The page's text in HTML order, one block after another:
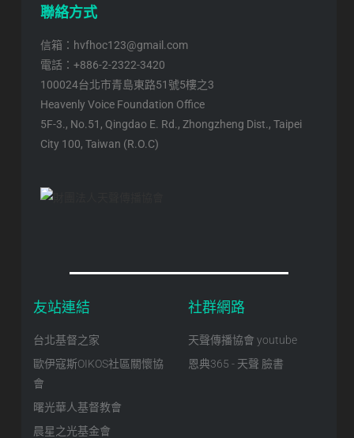
聯絡方式
信箱：hvfhoc123@gmail.com
電話：+886-2-2322-3420
100024台北市青島東路51號5樓之3
Heavenly Voice Foundation Office
5F-3., No.51, Qingdao E. Rd., Zhongzheng Dist., Taipei
City 100, Taiwan (R.O.C)
友站連結
台北基督之家
歐伊寇斯OIKOS社區關懷協
會
曙光華人基督教會
晨星之光基金會
社群網路
天聲傳播協會 youtube
恩典365 - 天聲 臉書